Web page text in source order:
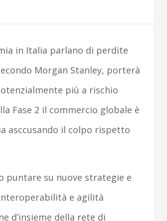
in Italia parlano di perdite
Morgan Stanley, porterà
più a rischio
Fase 2 il commercio globale è
asccusando il colpo rispetto
puntare su nuove strategie e
e agilità
d’insieme della rete di